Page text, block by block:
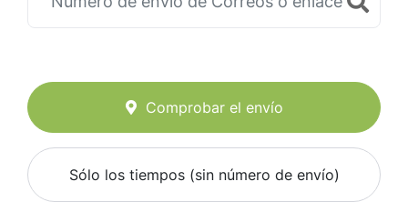
Comprobar el envío
Sólo los tiempos (sin número de envío)